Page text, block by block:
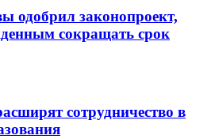
одобрил законопроект,
сокращать срок
сотрудничество в